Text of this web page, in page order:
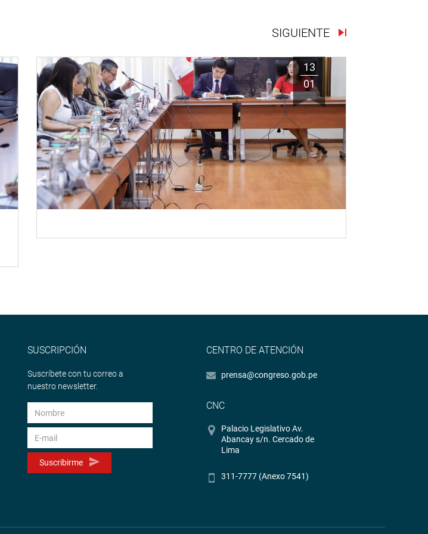
SIGUIENTE
13
01
SUSCRIPCIÓN
Suscríbete con tu correo a
nuestro newsletter.
Suscribirme
CENTRO DE ATENCIÓN
prensa@congreso.gob.pe
CNC
Palacio Legislativo Av.
Abancay s/n. Cercado de
Lima
311-7777 (Anexo 7541)